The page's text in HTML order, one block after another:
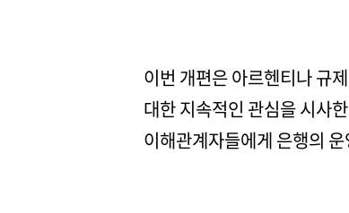
이번 개편은 아르헨티나 규
대한 지속적인 관심을 시사
이해관계자들에게 은행의